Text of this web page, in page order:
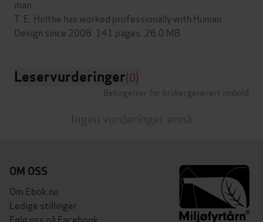
man.
T. E. Holthe has worked professionally with Human
Leservurderinger(0)
Betingelser for brukergenerert innhold
Ingen vurderinger ennå
OM OSS
Om Ebok.no
Ledige stillinger
Følg oss på Facebook